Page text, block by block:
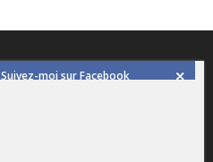
Suivez-moi sur Facebook